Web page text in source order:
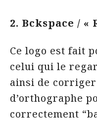
2. Bckspace /
Ce logo est fait
celui qui le
ainsi de
d’orthographe
correctement